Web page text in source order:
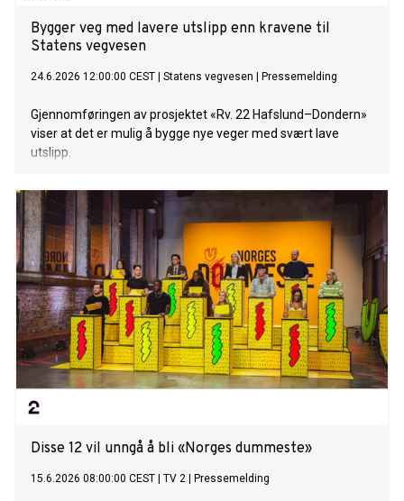
Bygger veg med lavere utslipp enn kravene til
Statens vegvesen
24.6.2026 12:00:00 CEST Statens vegvesen Pressemelding
Gjennomføringen av prosjektet «Rv. 22 Hafslund–Dondern»
viser at det er mulig å bygge nye veger med svært lave
utslipp.
Disse 12 vil unngå å bli «Norges dummeste»
15.6.2026 08:00:00 CEST TV 2 Pressemelding